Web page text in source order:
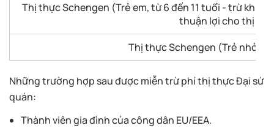
Thị thực Schengen (Trẻ em, từ 6 đến 11 tuổi - trừ khi
thuận lợi cho thị
Thị thực Schengen (Trẻ nhỏ,
Những trường hợp sau được miễn trừ phí thị thực Đại sứ
quán:
Thành viên gia đình của công dân EU/EEA.